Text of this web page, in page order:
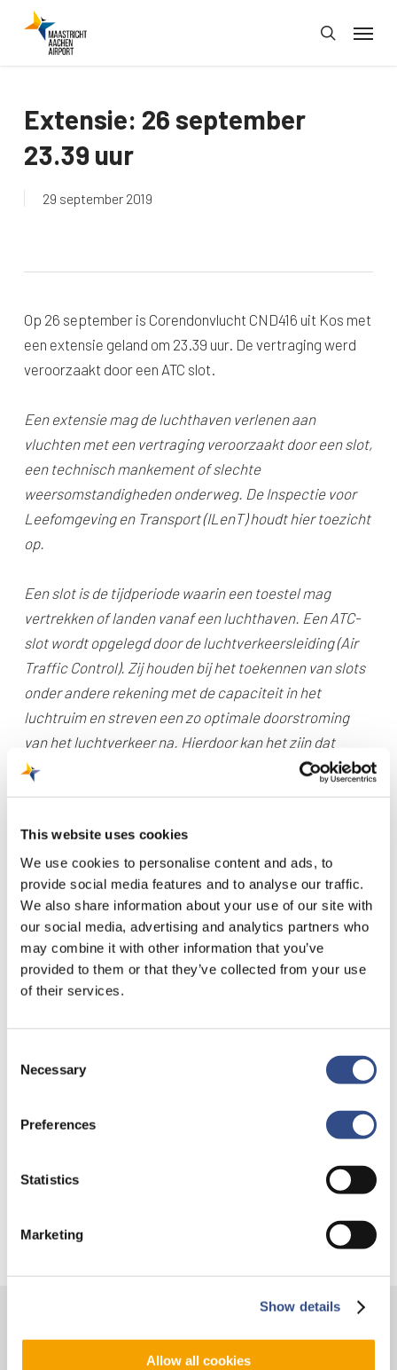
This website uses cookies
We use cookies to personalise content and ads, to
provide social media features and to analyse our traffic.
We also share information about your use of our site with
our social media, advertising and analytics partners who
may combine it with other information that you’ve
provided to them or that they’ve collected from your use
of their services.
Selection
Necessary
Preferences
Statistics
Marketing
Show details
Allow all cookies
search
Menu
Extensie: 26 september
23.39 uur
29 september 2019
Op 26 september is Corendonvlucht CND416 uit Kos met
een extensie geland om 23.39 uur. De vertraging werd
veroorzaakt door een ATC slot.
Een extensie mag de luchthaven verlenen aan
vluchten met een vertraging veroorzaakt door een slot,
een technisch mankement of slechte
weersomstandigheden onderweg. De Inspectie voor
Leefomgeving en Transport (ILenT) houdt hier toezicht
op.
Een slot is de tijdperiode waarin een toestel mag
vertrekken of landen vanaf een luchthaven. Een ATC-
slot wordt opgelegd door de luchtverkeersleiding (Air
Traffic Control). Zij houden bij het toekennen van slots
onder andere rekening met de capaciteit in het
luchtruim en streven een zo optimale doorstroming
van het luchtverkeer na. Hierdoor kan het zijn dat
vluchten later mogen vertrekken dan ze eigenlijk
Recente berichten
Trainingsvlucht 4 augustus
Nieuwe AI-primeur voor Maastricht Aachen Airport:
intelligent exoskelet ondersteunt vrachtafhandeling
Je kunt je nu aanmelden voor onze Burendag 2026!
Trainingsvlucht KLM
Contact